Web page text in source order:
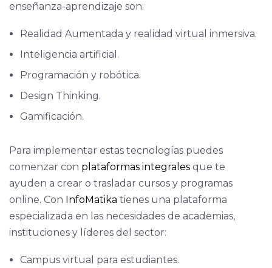
enseñanza-aprendizaje son:
Realidad Aumentada y realidad virtual inmersiva.
Inteligencia artificial.
Programación y robótica.
Design Thinking.
Gamificación.
Para implementar estas tecnologías puedes
comenzar con plataformas integrales que te
ayuden a crear o trasladar cursos y programas
online. Con InfoMatika tienes una plataforma
especializada en las necesidades de academias,
instituciones y líderes del sector:
Campus virtual para estudiantes.